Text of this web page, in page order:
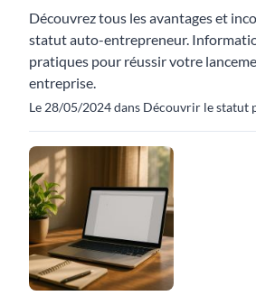
Découvrez tous les avantages et
statut auto-entrepreneur.
pratiques pour réussir votre
entreprise.
Le 28/05/2024 dans Découvrir le statut